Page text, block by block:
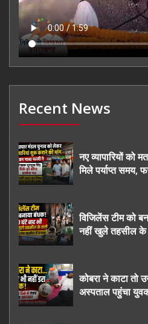
Recent News
नए व्यापारियों को
मिले पर्याप्त समय,
विजिलेंस टीम को
नहीं खुले तहसील के
कोबरा ने काटा तो
अस्पताल पहुंचा